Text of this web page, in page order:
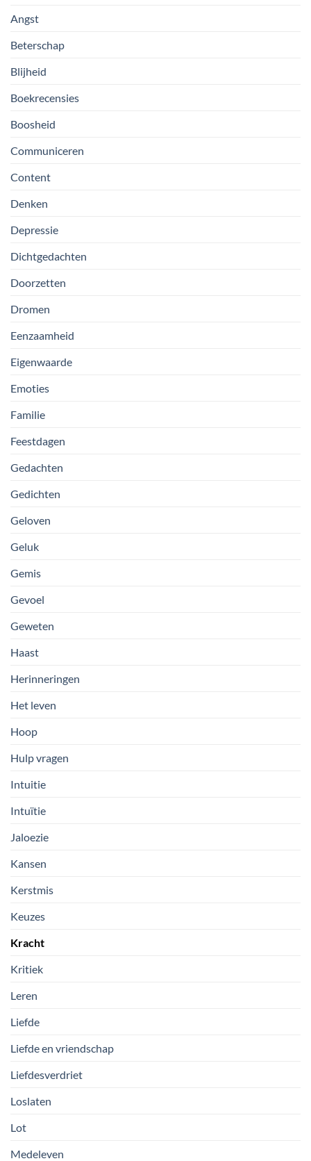
Angst
Beterschap
Blijheid
Boekrecensies
Boosheid
Communiceren
Content
Denken
Depressie
Dichtgedachten
Doorzetten
Dromen
Eenzaamheid
Eigenwaarde
Emoties
Familie
Feestdagen
Gedachten
Gedichten
Geloven
Geluk
Gemis
Gevoel
Geweten
Haast
Herinneringen
Het leven
Hoop
Hulp vragen
Intuitie
Intuïtie
Jaloezie
Kansen
Kerstmis
Keuzes
Kracht
Kritiek
Leren
Liefde
Liefde en vriendschap
Liefdesverdriet
Loslaten
Lot
Medeleven